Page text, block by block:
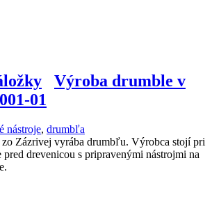
Výroba drumble v
01
nástroje, drumbľa
Zázrivej vyrába drumbľu. Výrobca stojí pri
pred drevenicou s pripravenými nástrojmi na